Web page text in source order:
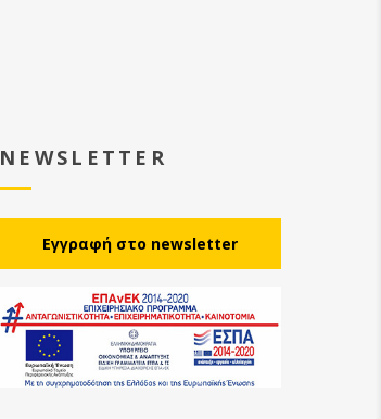
NEWSLETTER
Eγγραφή στο newsletter